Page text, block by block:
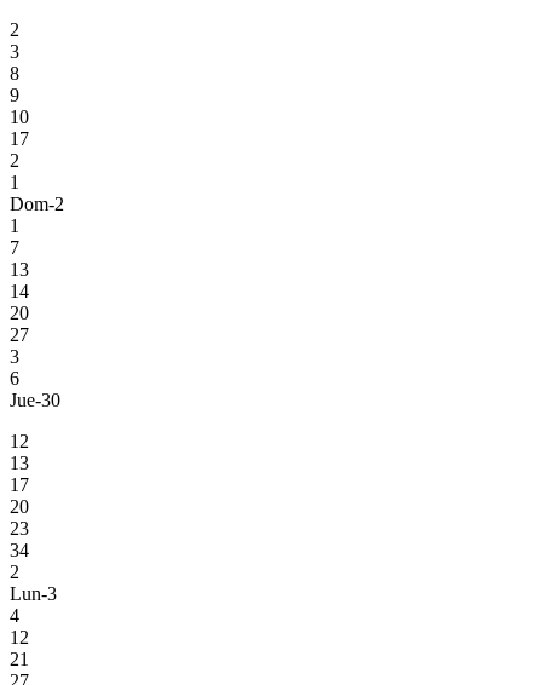
2
3
8
9
10
17
2
1
Dom-2
1
7
13
14
20
27
3
6
Jue-30
12
13
17
20
23
34
2
Lun-3
4
12
21
27